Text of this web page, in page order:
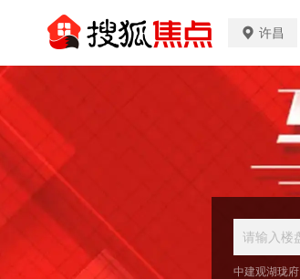
许昌
中建观湖珑府